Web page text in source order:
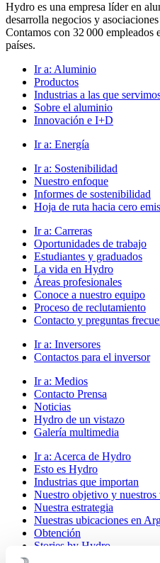
Hydro es una empresa líder en
desarrolla negocios y
Contamos con 32 000 empleados
países.
Ir a: Aluminio
Productos
Industrias a las que
Sobre el aluminio
Innovación e I+D
Ir a: Energía
Ir a: Sostenibilidad
Nuestro enfoque
Informes de sostenibilidad
Hoja de ruta hacia cero
Ir a: Carreras
Oportunidades de trabajo
Estudiantes y graduados
La vida en Hydro
Áreas profesionales
Conoce a nuestro equipo
Proceso de reclutamiento
Contacto y preguntas
Ir a: Inversores
Contactos para el inversor
Ir a: Medios
Contacto Prensa
Noticias
Hydro de un vistazo
Galería multimedia
Ir a: Acerca de Hydro
Esto es Hydro
Industrias que importan
Nuestro objetivo y nuestros
Nuestra estrategia
Nuestras ubicaciones en
Obtención
Stories by Hydro